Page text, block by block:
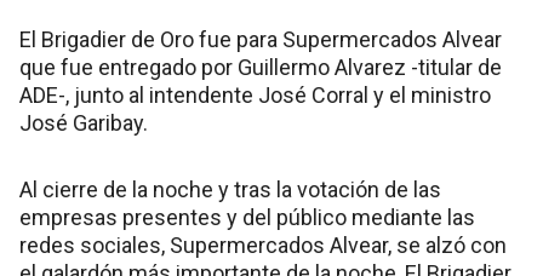
El Brigadier de Oro fue para Supermercados Alvear
que fue entregado por Guillermo Alvarez -titular de
ADE-, junto al intendente José Corral y el ministro
José Garibay.
Al cierre de la noche y tras la votación de las
empresas presentes y del público mediante las
redes sociales, Supermercados Alvear, se alzó con